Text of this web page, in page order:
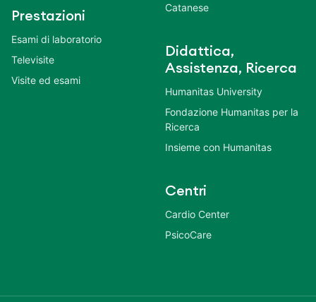
Prestazioni
Esami di laboratorio
Televisite
Visite ed esami
Catanese
Didattica,
Assistenza, Ricerca
Humanitas University
Fondazione Humanitas per la
Ricerca
Insieme con Humanitas
Centri
Cardio Center
PsicoCare